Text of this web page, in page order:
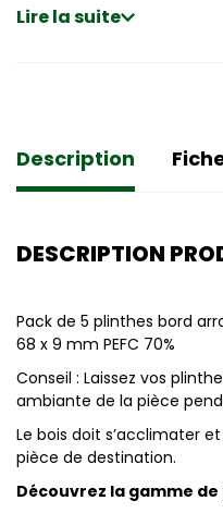
Lire la suite
Description
DESCRIPTION
Pack de 5 plinthes bord
68 x 9 mm PEFC 70%
Conseil : Laissez vos
ambiante de la pièce
Le bois doit s’acclimater
pièce de destination.
Découvrez la gamme de